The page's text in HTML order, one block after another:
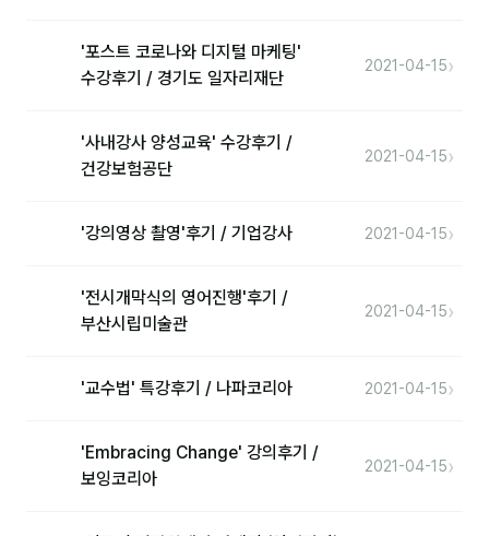
공지사항
자주 묻는 질문
'포스트 코로나와 디지털 마케팅'
수강후기 / 경기도 일자리재단
2021-04-15›
'사내강사 양성교육' 수강후기 /
건강보험공단
2021-04-15›
'강의영상 촬영'후기 / 기업강사 2021-04-15›
'전시개막식의 영어진행'후기 /
부산시립미술관
2021-04-15›
'교수법' 특강후기 / 나파코리아 2021-04-15›
'Embracing Change' 강의후기 /
보잉코리아
2021-04-15›